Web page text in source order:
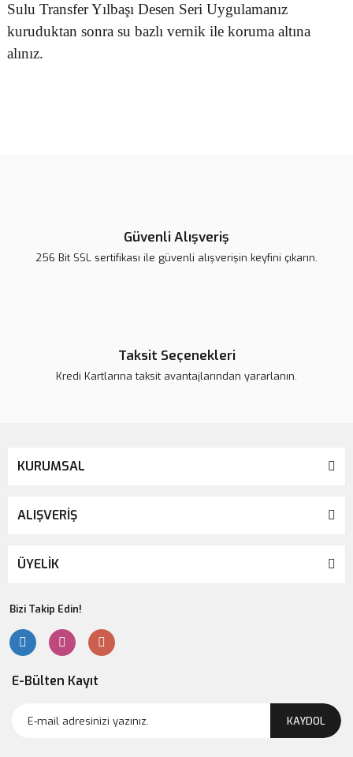
Sulu Transfer Yılbaşı Desen Seri Uygulamanız
kuruduktan sonra su bazlı vernik ile koruma altına
alınız.
Güvenli Alışveriş
256 Bit SSL sertifikası ile güvenli alışverişin keyfini çıkarın.
Taksit Seçenekleri
Kredi Kartlarına taksit avantajlarından yararlanın.
KURUMSAL
ALIŞVERİŞ
ÜYELİK
Bizi Takip Edin!
E-Bülten Kayıt
KAYDOL